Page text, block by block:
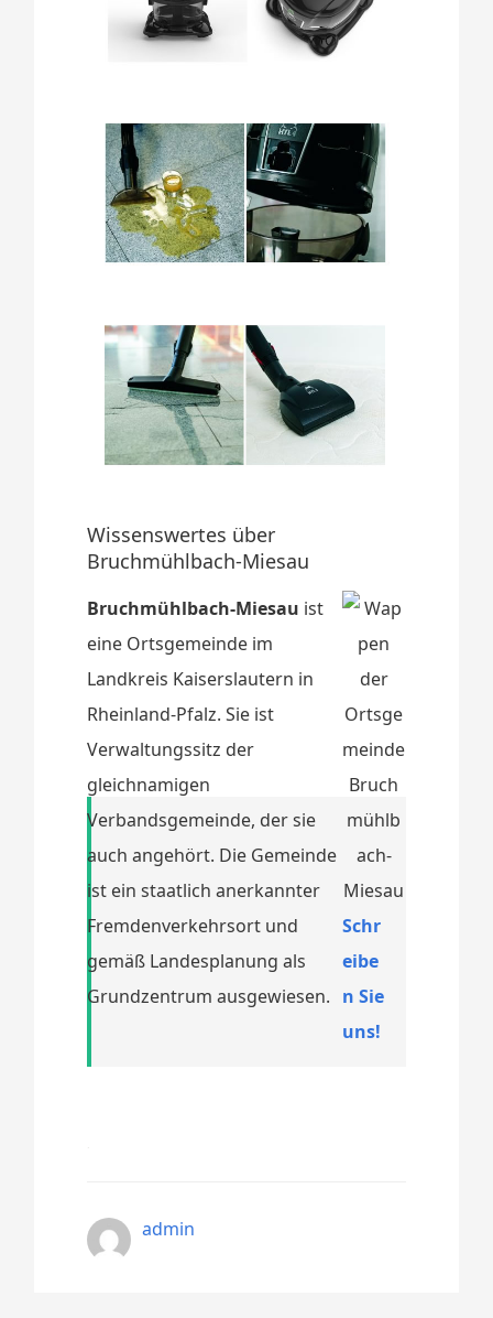
Wissenswertes über
Bruchmühlbach-Miesau
Bruchmühlbach-Miesau ist
eine Ortsgemeinde im
Landkreis Kaiserslautern in
Rheinland-Pfalz. Sie ist
Verwaltungssitz der
gleichnamigen
Verbandsgemeinde, der sie
auch angehört. Die Gemeinde
ist ein staatlich anerkannter
Fremdenverkehrsort und
gemäß Landesplanung als
Grundzentrum ausgewiesen.
Schr
eibe
n Sie
uns!
admin